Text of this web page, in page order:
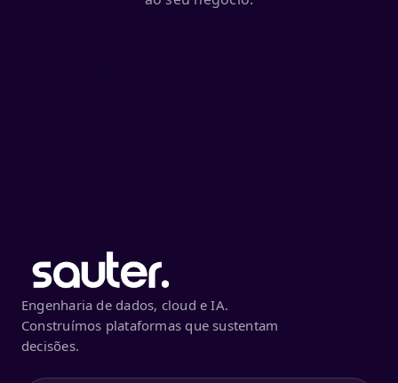
Engenharia de dados, cloud e IA.
Construímos plataformas que sustentam
decisões.